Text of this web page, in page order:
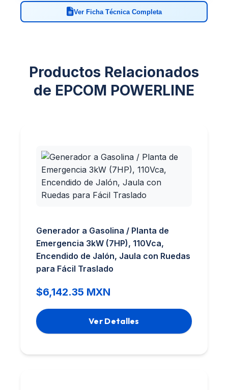
Ver Ficha Técnica Completa
Productos Relacionados
de EPCOM POWERLINE
Generador a Gasolina / Planta de
Emergencia 3kW (7HP), 110Vca,
Encendido de Jalón, Jaula con Ruedas
para Fácil Traslado
$6,142.35 MXN
Ver Detalles